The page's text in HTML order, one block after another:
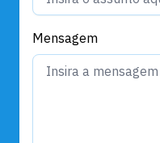
Mensagem